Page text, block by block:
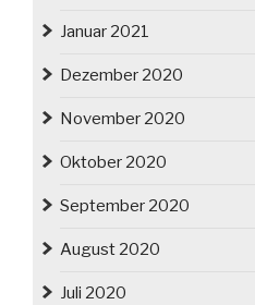
Januar 2021
Dezember 2020
November 2020
Oktober 2020
September 2020
August 2020
Juli 2020